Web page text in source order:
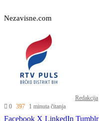
Nezavisne.com
Redakcija
0 397 1 minuta čitanja
Facebook X LinkedIn Tumblr